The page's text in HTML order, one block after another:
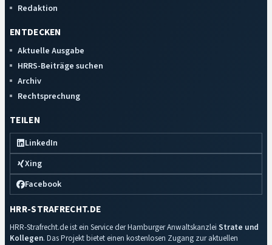
Redaktion
ENTDECKEN
Aktuelle Ausgabe
HRRS-Beiträge suchen
Archiv
Rechtsprechung
TEILEN
LinkedIn
Xing
Facebook
HRR-STRAFRECHT.DE
HRR-Strafrecht.de ist ein Service der Hamburger Anwaltskanzlei Strate und
Kollegen. Das Projekt bietet einen kostenlosen Zugang zur aktuellen